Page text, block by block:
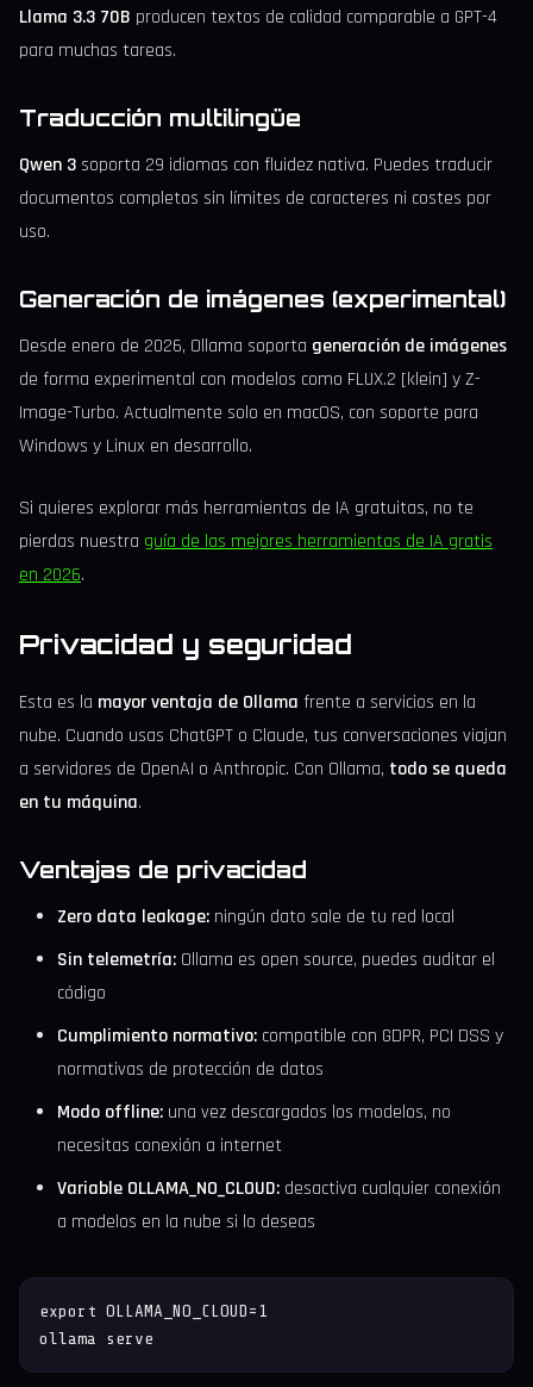
Llama 3.3 70B producen textos de calidad comparable a GPT-4
para muchas tareas.
Traducción multilingüe
Qwen 3soporta 29 idiomas con fluidez nativa. Puedes traducir
documentos completos sin límites de caracteres ni costes por
uso.
Generación de imágenes (experimental)
Desde enero de 2026, Ollama soporta generación de imágenes
de forma experimental con modelos como FLUX.2 [klein] y Z-
Image-Turbo. Actualmente solo en macOS, con soporte para
Windows y Linux en desarrollo.
Si quieres explorar más herramientas de IA gratuitas, no te
pierdas nuestra guía de las mejores herramientas de IA gratis
en 2026.
Privacidad y seguridad
Esta es la mayor ventaja de Ollama frente a servicios en la
nube. Cuando usas ChatGPT o Claude, tus conversaciones viajan
a servidores de OpenAI o Anthropic. Con Ollama, todo se queda
en tu máquina.
Ventajas de privacidad
Zero data leakage: ningún dato sale de tu red local
Sin telemetría: Ollama es open source, puedes auditar el
código
Cumplimiento normativo: compatible con GDPR, PCI DSS y
normativas de protección de datos
Modo offline: una vez descargados los modelos, no
necesitas conexión a internet
Variable OLLAMA_NO_CLOUD: desactiva cualquier conexión
a modelos en la nube si lo deseas
export OLLAMA_NO_CLOUD=1
ollama serve